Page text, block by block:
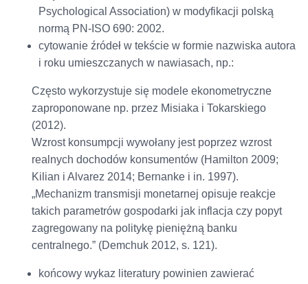
Psychological Association) w modyfikacji polską
normą PN-ISO 690: 2002.
cytowanie źródeł w tekście w formie nazwiska autora
i roku umieszczanych w nawiasach, np.:
Często wykorzystuje się modele ekonometryczne
zaproponowane np. przez Misiaka i Tokarskiego
(2012).
Wzrost konsumpcji wywołany jest poprzez wzrost
realnych dochodów konsumentów (Hamilton 2009;
Kilian i Alvarez 2014; Bernanke i in. 1997).
„Mechanizm transmisji monetarnej opisuje reakcje
takich parametrów gospodarki jak inflacja czy popyt
zagregowany na politykę pieniężną banku
centralnego.” (Demchuk 2012, s. 121).
końcowy wykaz literatury powinien zawierać